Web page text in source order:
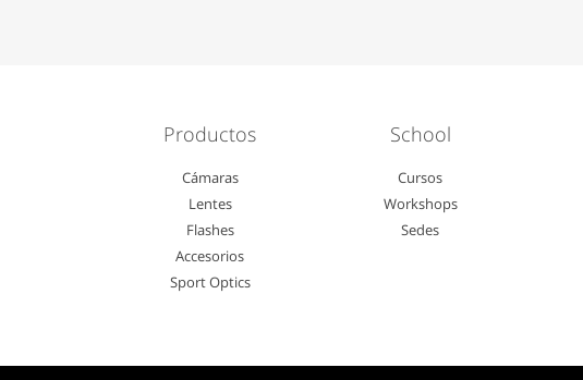
Productos
Cámaras
Lentes
Flashes
Accesorios
Sport Optics
School
Cursos
Workshops
Sedes